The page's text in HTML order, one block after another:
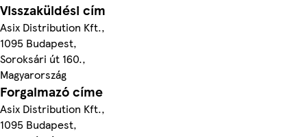
Visszaküldési cím
Asix Distribution Kft.,
1095 Budapest,
Soroksári út 160.,
Magyarország
Forgalmazó címe
Asix Distribution Kft.,
1095 Budapest,